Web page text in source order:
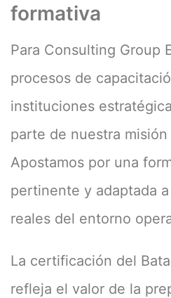
formativa
Para Consulting Group
procesos de
instituciones
parte de nuestra
Apostamos por una
pertinente y adaptada
reales del entorno
La certificación del
refleja el valor de la